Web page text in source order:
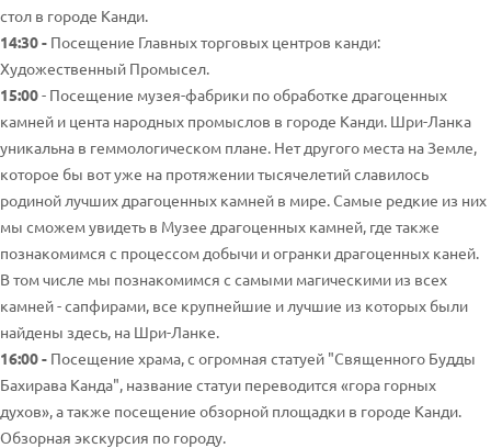
стол в городе Канди.
14:30 - Посещение Главных торговых центров канди:
Художественный Промысел.
15:00- Посещение музея-фабрики по обработке драгоценных
камней и цента народных промыслов в городе Канди. Шри-Ланка
уникальна в геммологическом плане. Нет другого места на Земле,
которое бы вот уже на протяжении тысячелетий славилось
родиной лучших драгоценных камней в мире. Самые редкие из них
мы сможем увидеть в Музее драгоценных камней, где также
познакомимся с процессом добычи и огранки драгоценных каней.
В том числе мы познакомимся с самыми магическими из всех
камней - сапфирами, все крупнейшие и лучшие из которых были
найдены здесь, на Шри-Ланке.
16:00 - Посещение храма, с огромная статуей "Священного Будды
Бахирава Канда", название статуи переводится «гора горных
духов», а также посещение обзорной площадки в городе Канди.
Обзорная экскурсия по городу.